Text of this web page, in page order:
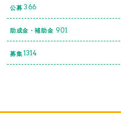
公募 366
助成金・補助金 901
募集1314